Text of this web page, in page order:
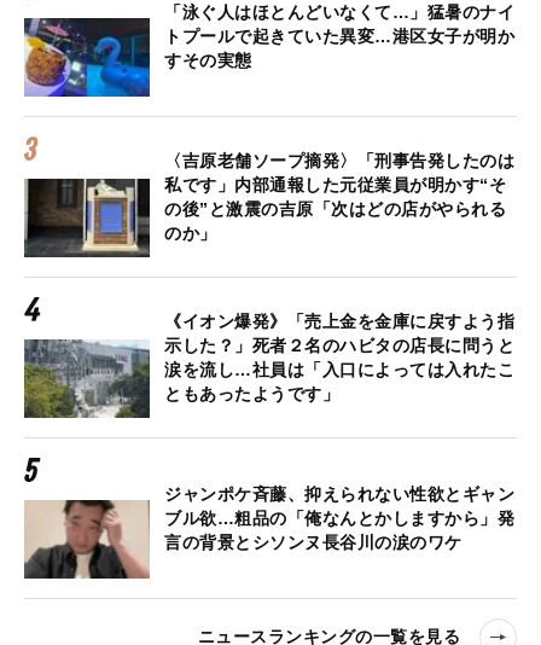
「泳ぐ人はほとんどいなくて…」猛暑のナイ
トプールで起きていた異変…港区女子が明か
すその実態
〈吉原老舗ソープ摘発〉「刑事告発したのは
私です」内部通報した元従業員が明かす“そ
の後”と激震の吉原「次はどの店がやられる
のか」
《イオン爆発》「売上金を金庫に戻すよう指
示した？」死者２名のハビタの店長に問うと
涙を流し…社員は「入口によっては入れたこ
ともあったようです」
ジャンポケ斉藤、抑えられない性欲とギャン
ブル欲…粗品の「俺なんとかしますから」発
言の背景とシソンヌ長谷川の涙のワケ
ニュースランキングの一覧を見る